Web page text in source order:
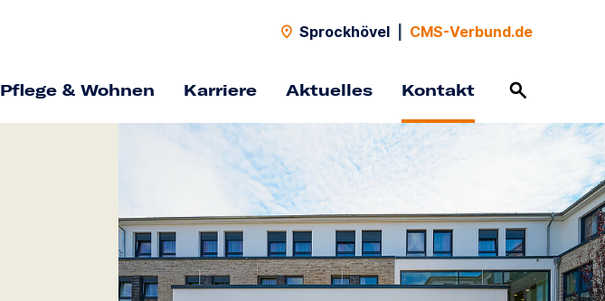
Sprockhövel CMS-Verbund.de
Pflege & Wohnen Karriere Aktuelles Kontakt